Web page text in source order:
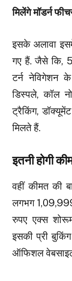
मिलेंगे मॉडर्न
इसके अलावा
गए हैं. जैसे कि, 5
टर्न नेविगेशन
डिस्पले, कॉल
ट्रैकिंग,
मिलते हैं.
इतनी होगी
वहीं कीमत की
लगभग
रुपए एक्स
इसकी प्री
ऑफिशल